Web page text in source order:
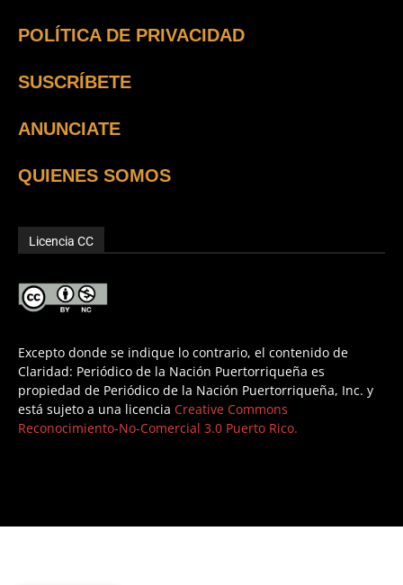
POLÍTICA DE PRIVACIDAD
SUSCRÍBETE
ANUNCIATE
QUIENES SOMOS
Licencia CC
Excepto donde se indique lo contrario, el contenido de
Claridad: Periódico de la Nación Puertorriqueña es
propiedad de Periódico de la Nación Puertorriqueña, Inc. y
está sujeto a una licencia Creative Commons
Reconocimiento-No-Comercial 3.0 Puerto Rico.